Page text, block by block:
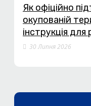
Як офіційно
окупованій
інструкція для
30 Липня 2026